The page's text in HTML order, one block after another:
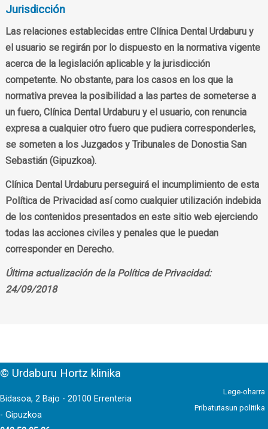
Jurisdicción
Las relaciones establecidas entre Clínica Dental Urdaburu y
el usuario se regirán por lo dispuesto en la normativa vigente
acerca de la legislación aplicable y la jurisdicción
competente. No obstante, para los casos en los que la
normativa prevea la posibilidad a las partes de someterse a
un fuero, Clínica Dental Urdaburu y el usuario, con renuncia
expresa a cualquier otro fuero que pudiera corresponderles,
se someten a los Juzgados y Tribunales de Donostia San
Sebastián (Gipuzkoa).
Clínica Dental Urdaburu perseguirá el incumplimiento de esta
Política de Privacidad así como cualquier utilización indebida
de los contenidos presentados en este sitio web ejerciendo
todas las acciones civiles y penales que le puedan
corresponder en Derecho.
Última actualización de la Política de Privacidad:
24/09/2018
© Urdaburu Hortz klinika
Bidasoa, 2 Bajo - 20100 Errenteria
- Gipuzkoa
Lege-oharra
Pribatutasun politika